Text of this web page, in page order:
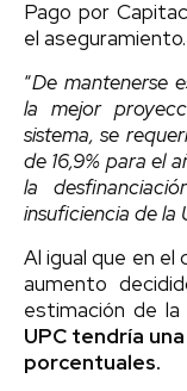
Pago por
el aseguramiento.
“De mantenerse
la mejor
sistema, se
de 16,9% para el
la
insuficiencia de la
Al igual que en
aumento
estimación de la
UPC tendría
porcentuales.